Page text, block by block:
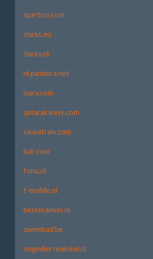
spartoo.com
clarks.eu
clarks.nl
nl.pandora.net
ivacy.com
qatarairways.com
saveatrain.com
balr.com
fonu.nl
t-mobile.nl
bestecanvas.nl
zwembad.be
ongediertewinkel.nl